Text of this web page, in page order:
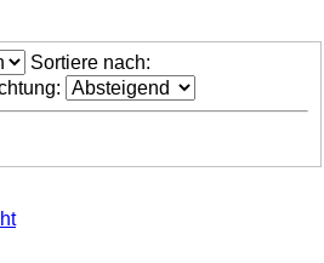
Sortiere nach: